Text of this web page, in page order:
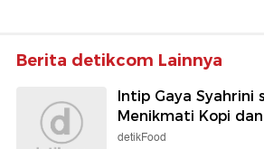
Berita detikcom Lainnya
Intip Gaya Syahrini
Menikmati Kopi
detikFood